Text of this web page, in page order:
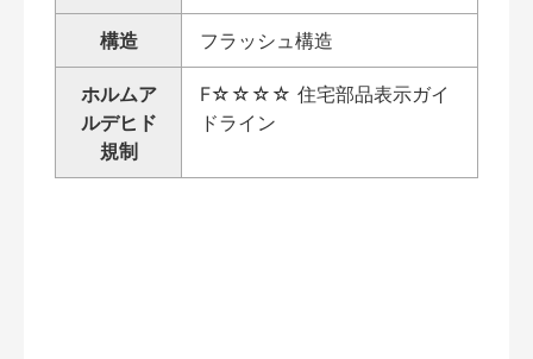
構造 フラッシュ構造
ホルムア
ルデヒド
規制
F☆☆☆☆ 住宅部品表示ガイ
ドライン